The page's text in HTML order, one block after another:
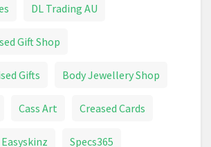
DL Trading AU
Gift Shop
Gifts Body Jewellery Shop
Cass Art Creased Cards
Easyskinz Specs365